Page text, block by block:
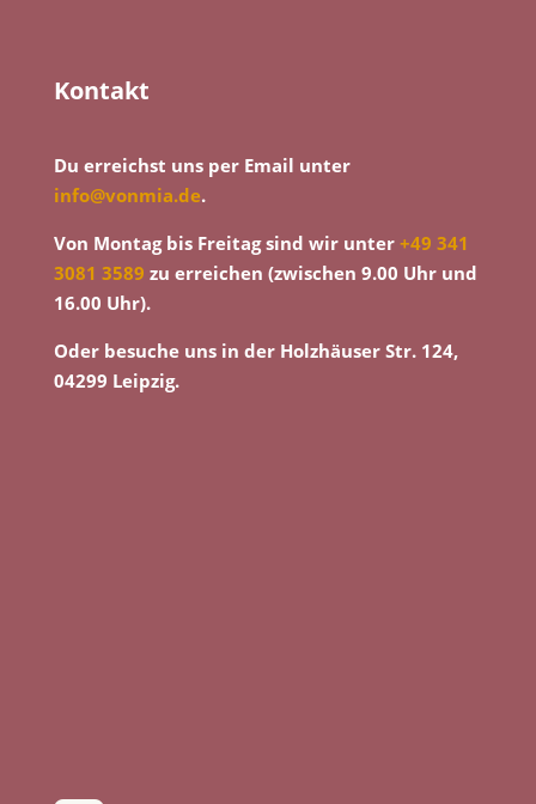
Kontakt
Du erreichst uns per Email unter
info@vonmia.de.
Von Montag bis Freitag sind wir unter +49 341
3081 3589 zu erreichen (zwischen 9.00 Uhr und
16.00 Uhr).
Oder besuche uns in der Holzhäuser Str. 124,
04299 Leipzig.